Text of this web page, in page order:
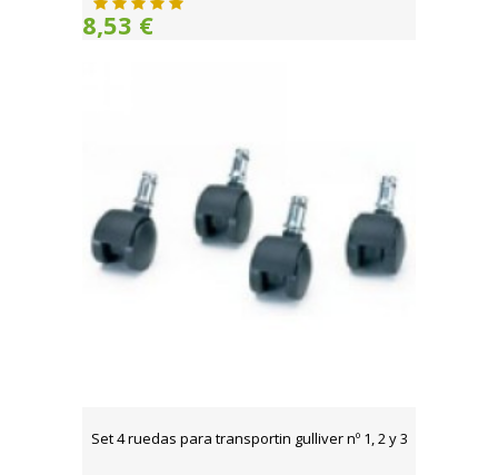
8,53 €
Set 4 ruedas para transportin gulliver nº 1, 2 y 3